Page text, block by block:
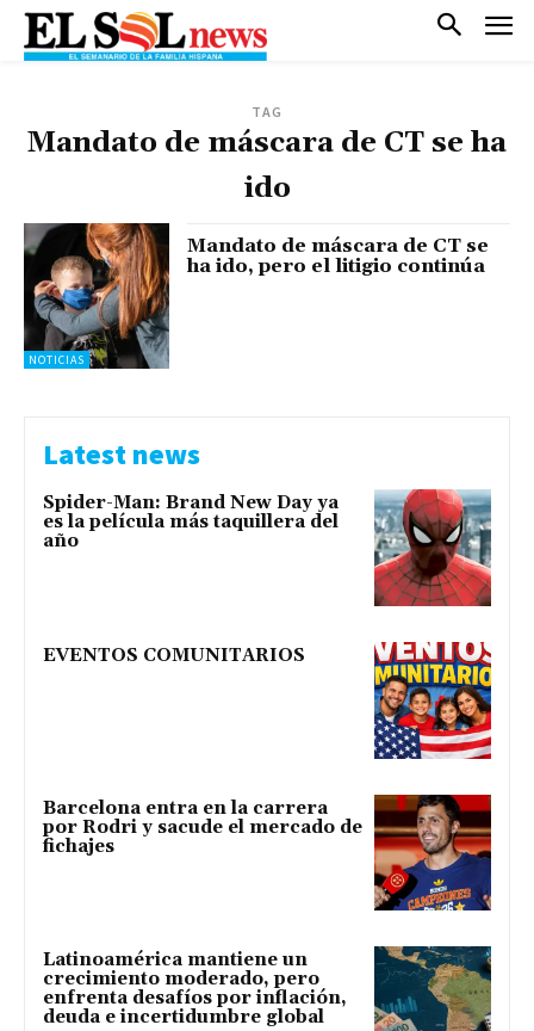
TAG
Mandato de máscara de CT se ha
ido
NOTICIAS
Mandato de máscara de CT se
ha ido, pero el litigio continúa
Latest news
Spider-Man: Brand New Day ya
es la película más taquillera del
año
EVENTOS COMUNITARIOS
Barcelona entra en la carrera
por Rodri y sacude el mercado de
fichajes
Latinoamérica mantiene un
crecimiento moderado, pero
enfrenta desafíos por inflación,
deuda e incertidumbre global